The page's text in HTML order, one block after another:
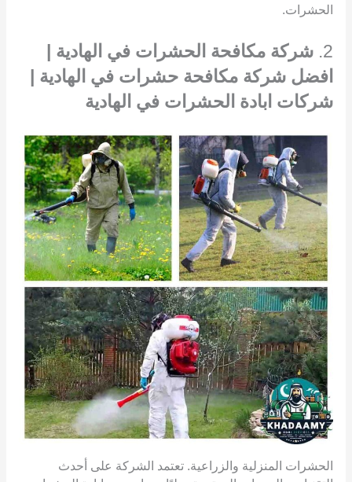
الحشرات.
2. شركة مكافحة الحشرات في الهادية |
افضل شركة مكافحة حشرات في الهادية |
شركات ابادة الحشرات في الهادية
الحشرات المنزلية والزراعية. تعتمد الشركة على أحدث